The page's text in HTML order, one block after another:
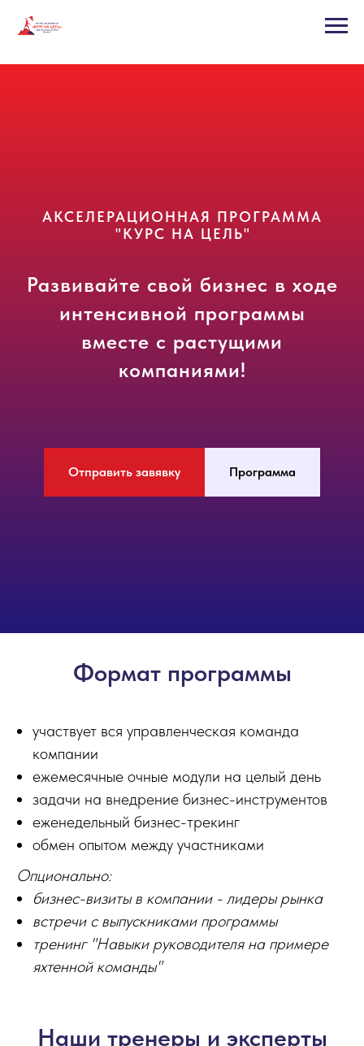
АКСЕЛЕРАЦИОННАЯ ПРОГРАММА
"КУРС НА ЦЕЛЬ"
Развивайте свой бизнес в ходе
интенсивной программы
вместе с растущими
компаниями!
Отправить завявку Программа
Формат программы
участвует вся управленческая команда
компании
ежемесячные очные модули на целый день
задачи на внедрение бизнес-инструментов
еженедельный бизнес-трекинг
обмен опытом между участниками
Опционально:
бизнес-визиты в компании - лидеры рынка
встречи с выпускниками программы
тренинг "Навыки руководителя на примере
яхтенной команды"
Наши тренеры и эксперты